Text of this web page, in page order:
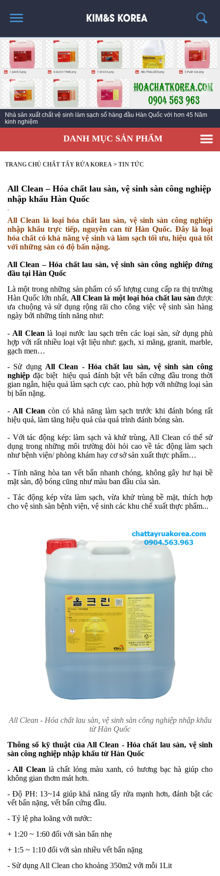
TRANG CHỦ
THÔNG TIN SẢN PHẨM
TIN TỨC
LIÊN HỆ
Nhà sản xuất chất vệ sinh làm sạch số hàng đầu Hàn Quốc với hơn 45 Năm
kinh nghiệm
DANH MỤC SẢN PHẨM
TRANG CHỦ CHẤT TẨY RỬA KOREA > TIN TỨC
All Clean – Hóa chất lau sàn, vệ sinh sàn công nghiệp
nhập khẩu Hàn Quốc
,
All Clean là loại hóa chất lau sàn, vệ sinh sàn công nghiệp
nhập khẩu trực tiếp, nguyên can từ Hàn Quốc. Đây là loại
hóa chất có khả năng vệ sinh và làm sạch tối ưu, hiệu quả tốt
với những sàn có độ bẩn nặng.
All Clean – Hóa chất lau sàn, vệ sinh sàn công nghiệp đứng
đầu tại Hàn Quốc
Là một trong những sản phẩm có số lượng cung cấp ra thị trường
Hàn Quốc lớn nhất, All Clean là một loại hóa chất lau sànđược
ưa chuộng và sử dụng rộng rãi cho công việc vệ sinh sàn hàng
ngày bởi những tính năng như:
- All Clean là loại nước lau sạch trên các loại sàn, sử dụng phù
hợp với rất nhiều loại vật liệu như: gạch, xi măng, granit, marble,
gạch men…
- Sử dụng All Clean - Hóa chất lau sàn, vệ sinh sàn công
nghiệp đặc biệt hiệu quả đánh bật vết bẩn cứng đầu trong thời
gian ngắn, hiệu quả làm sạch cực cao, phù hợp với những loại sàn
bị bẩn nặng.
- All Clean còn có khả năng làm sạch trước khi đánh bóng rất
hiệu quả, làm tăng hiệu quả của quá trình đánh bóng sàn.
- Với tác động kép: làm sạch và khử trùng, All Clean có thể sử
dụng trong những môi trường đòi hỏi cao về tác động làm sạch
như bệnh viện/ phòng khám hay cơ sở sản xuất thực phẩm…
- Tính năng hòa tan vết bẩn nhanh chóng, không gây hư hại bề
mặt sàn, độ bóng cũng như màu ban đầu của sàn.
- Tác động kép vừa làm sạch, vừa khử trùng bề mặt, thích hợp
cho vệ sinh sàn bệnh viện, vệ sinh các khu chế xuất thực phẩm...
All Clean - Hóa chất lau sàn, vệ sinh sàn công nghiệp nhập khẩu
từ Hàn Quốc
Thông số kỹ thuật của All Clean - Hóa chất lau sàn, vệ sinh
sàn công nghiệp nhập khẩu từ Hàn Quốc
- All Clean là chất lỏng màu xanh, có hương bạc hà giúp cho
không gian thơm mát hơn.
- Độ PH: 13~14 giúp khả năng tẩy rửa mạnh hơn, đánh bật các
vết bẩn nặng, vết bẩn cứng đầu.
- Tỷ lệ pha loãng với nước:
+ 1:20 ~ 1:60 đối với sàn bẩn nhẹ
+ 1:5 ~ 1:10 đối với sàn nhiều vết bẩn nặng
- Sử dụng All Clean cho khoảng 350m2 với mỗi 1Lit